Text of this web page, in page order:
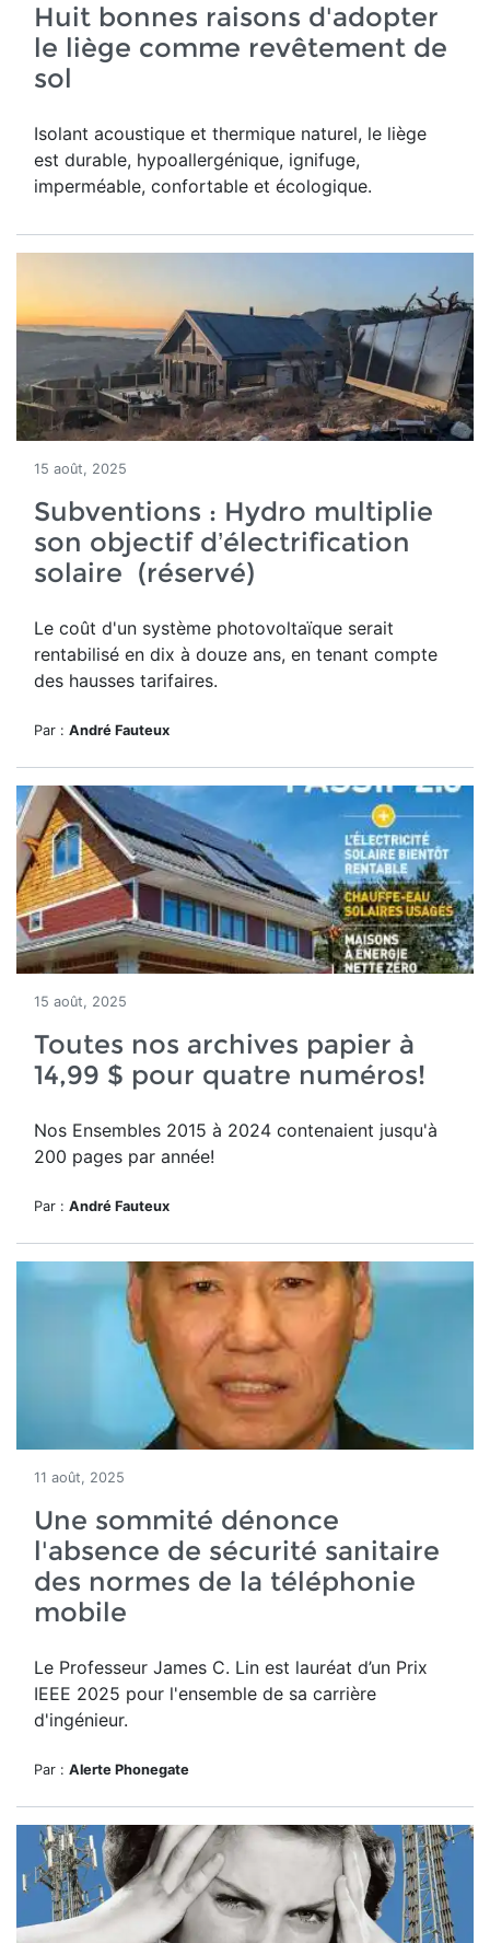
Huit bonnes raisons d'adopter
le liège comme revêtement de
sol
Isolant acoustique et thermique naturel, le liège
est durable, hypoallergénique, ignifuge,
imperméable, confortable et écologique.
15 août, 2025
Subventions : Hydro multiplie
son objectif d’électrification
solaire (réservé)
Le coût d'un système photovoltaïque serait
rentabilisé en dix à douze ans, en tenant compte
des hausses tarifaires.
Par : André Fauteux
15 août, 2025
Toutes nos archives papier à
14,99 $ pour quatre numéros!
Nos Ensembles 2015 à 2024 contenaient jusqu'à
200 pages par année!
Par : André Fauteux
11 août, 2025
Une sommité dénonce
l'absence de sécurité sanitaire
des normes de la téléphonie
mobile
Le Professeur James C. Lin est lauréat d’un Prix
IEEE 2025 pour l'ensemble de sa carrière
d'ingénieur.
Par : Alerte Phonegate